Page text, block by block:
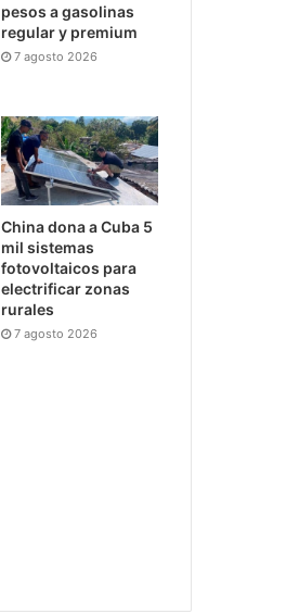
pesos a gasolinas
regular y premium
7 agosto 2026
China dona a Cuba 5
mil sistemas
fotovoltaicos para
electrificar zonas
rurales
7 agosto 2026